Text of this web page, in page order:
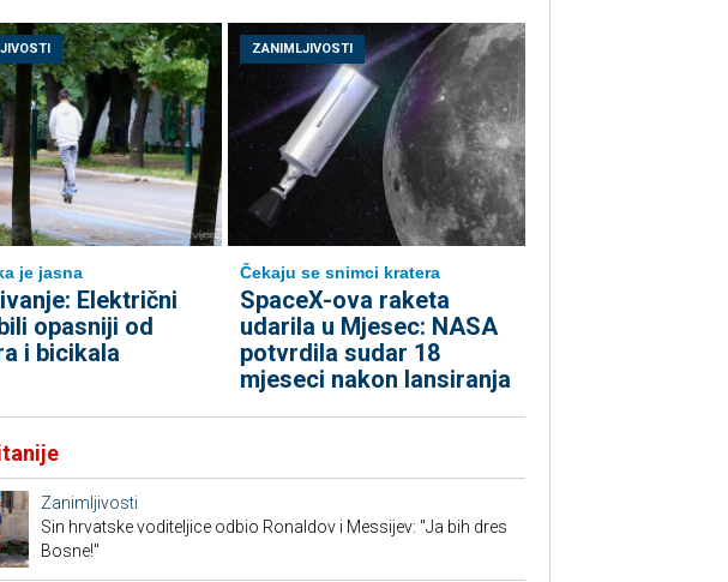
je jasna
Električni
opasniji od
i bicikala
ZANIMLJIVOSTI
Čekaju se snimci kratera
SpaceX-ova raketa
udarila u Mjesec: NASA
potvrdila sudar 18
mjeseci nakon lansiranja
Zanimljivosti
Sin hrvatske voditeljice odbio Ronaldov i Messijev: "Ja bih dres
Bosne!"